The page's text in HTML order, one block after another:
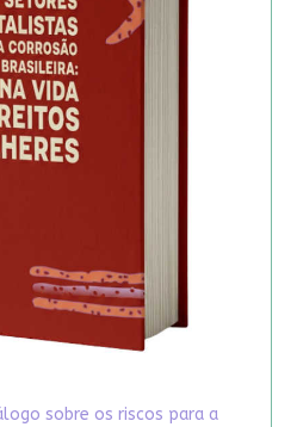
sobre os riscos para a